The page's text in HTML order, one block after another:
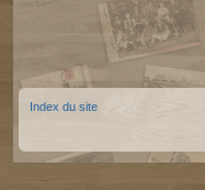
Index du site